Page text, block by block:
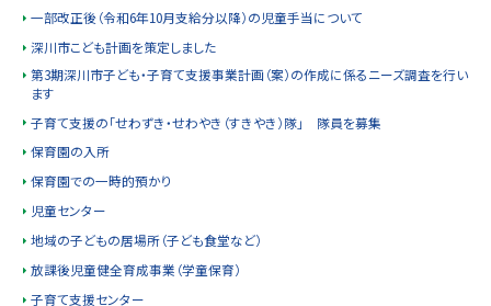
一部改正後（令和6年10月支給分以降）の児童手当について
深川市こども計画を策定しました
第3期深川市子ども・子育て支援事業計画（案）の作成に係るニーズ調査を行い
ます
子育て支援の「せわずき・せわやき（すきやき）隊」 隊員を募集
保育園の入所
保育園での一時的預かり
児童センター
地域の子どもの居場所（子ども食堂など）
放課後児童健全育成事業（学童保育）
子育て支援センター